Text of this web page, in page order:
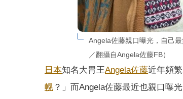
Angela佐藤親口曝光，自己
／翻攝自Angela佐藤FB）
日本知名大胃王Angela佐藤近年頻
幌 ？」而Angela佐藤最近也親口曝